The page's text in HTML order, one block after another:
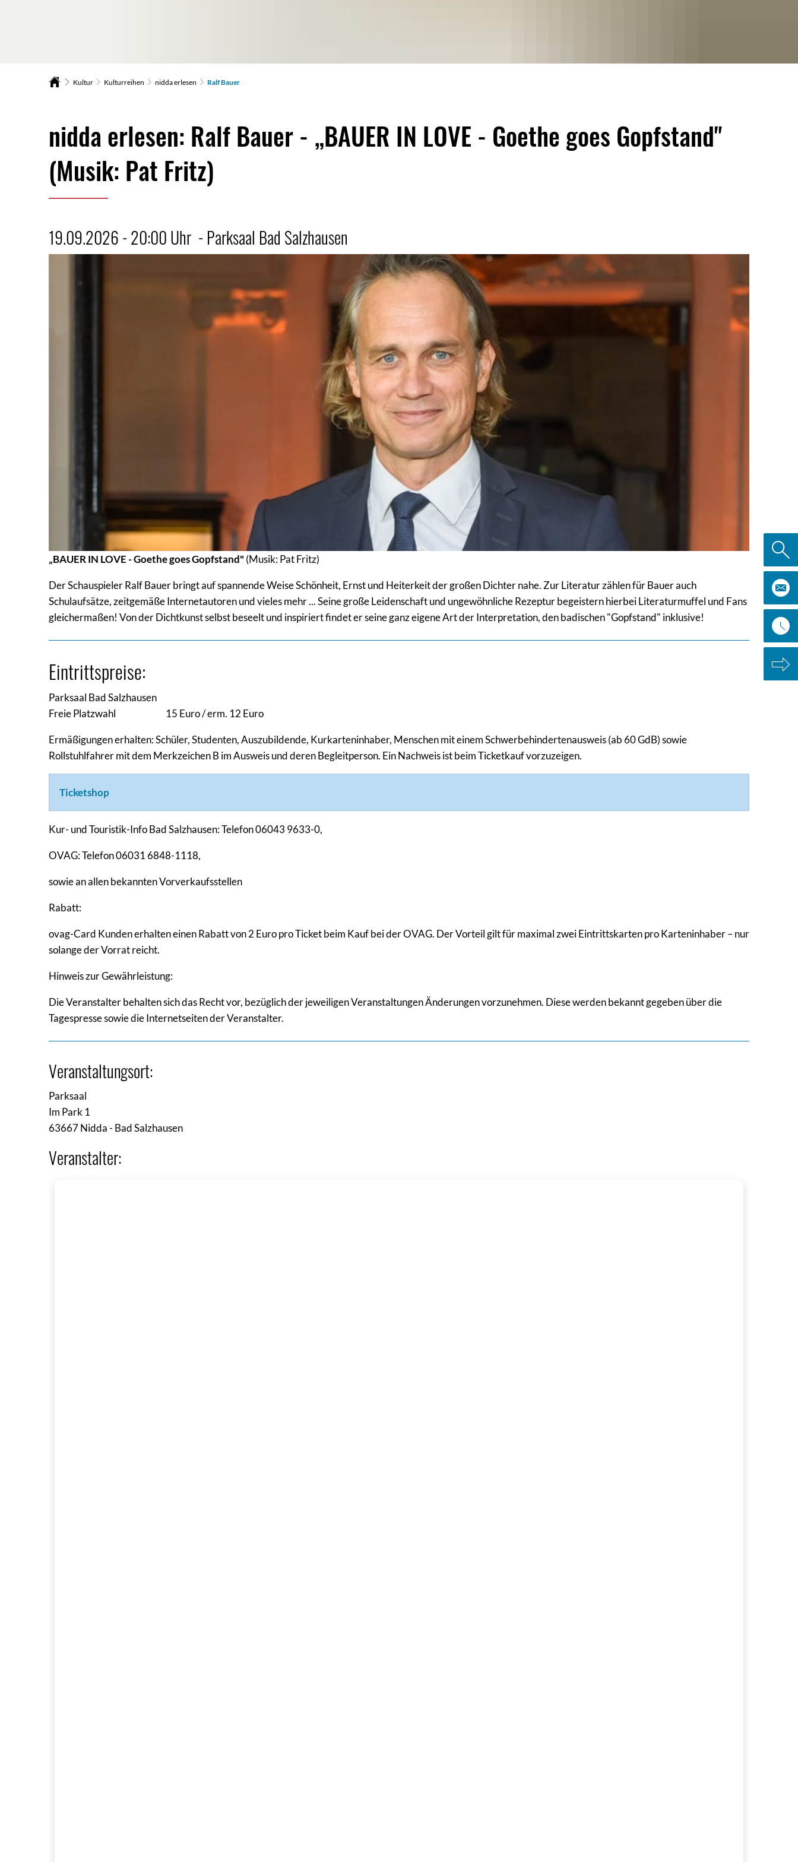
Kultur Kulturreihen nidda erlesen Ralf Bauer
nidda erlesen: Ralf Bauer - „BAUER IN LOVE - Goethe goes Gopfstand"
(Musik: Pat Fritz)
19.09.2026 - 20:00 Uhr - Parksaal Bad Salzhausen
„BAUER IN LOVE - Goethe goes Gopfstand" (Musik: Pat Fritz)
Der Schauspieler Ralf Bauer bringt auf spannende Weise Schönheit, Ernst und Heiterkeit der großen Dichter nahe. Zur Literatur zählen für Bauer auch
Schulaufsätze, zeitgemäße Internetautoren und vieles mehr ... Seine große Leidenschaft und ungewöhnliche Rezeptur begeistern hierbei Literaturmuffel und Fans
gleichermaßen! Von der Dichtkunst selbst beseelt und inspiriert findet er seine ganz eigene Art der Interpretation, den badischen "Gopfstand" inklusive!
Eintrittspreise:
Parksaal Bad Salzhausen
Freie Platzwahl 15 Euro / erm. 12 Euro
Ermäßigungen erhalten: Schüler, Studenten, Auszubildende, Kurkarteninhaber, Menschen mit einem Schwerbehindertenausweis (ab 60 GdB) sowie
Rollstuhlfahrer mit dem Merkzeichen B im Ausweis und deren Begleitperson. Ein Nachweis ist beim Ticketkauf vorzuzeigen.
Ticketshop
Kur- und Touristik-Info Bad Salzhausen: Telefon 06043 9633-0,
OVAG: Telefon 06031 6848-1118,
sowie an allen bekannten Vorverkaufsstellen
Rabatt:
ovag-Card Kunden erhalten einen Rabatt von 2 Euro pro Ticket beim Kauf bei der OVAG. Der Vorteil gilt für maximal zwei Eintrittskarten pro Karteninhaber – nur
solange der Vorrat reicht.
Hinweis zur Gewährleistung:
Die Veranstalter behalten sich das Recht vor, bezüglich der jeweiligen Veranstaltungen Änderungen vorzunehmen. Diese werden bekannt gegeben über die
Tagespresse sowie die Internetseiten der Veranstalter.
Veranstaltungsort:
Parksaal
Im Park 1
63667 Nidda - Bad Salzhausen
Veranstalter: